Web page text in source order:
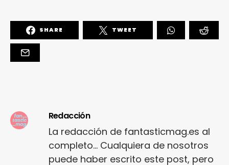
SHARE TWEET
Redacción
La redacción de fantasticmag.es al
completo... Cualquiera de nosotros
puede haber escrito este post, pero